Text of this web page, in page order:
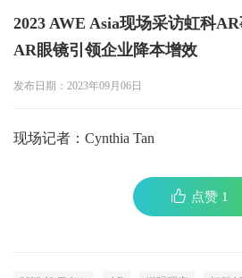
2023 AWE Asia现场采访虹科
AR眼镜引领企业降本增效
发布日期：2023年09月06日
现场记者：Cynthia Tan
点赞 1